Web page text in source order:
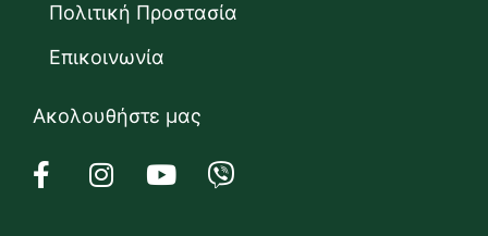
Πολιτική Προστασία
Επικοινωνία
Ακολουθήστε μας